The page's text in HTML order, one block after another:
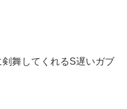
舞してくれるS遅いガブ